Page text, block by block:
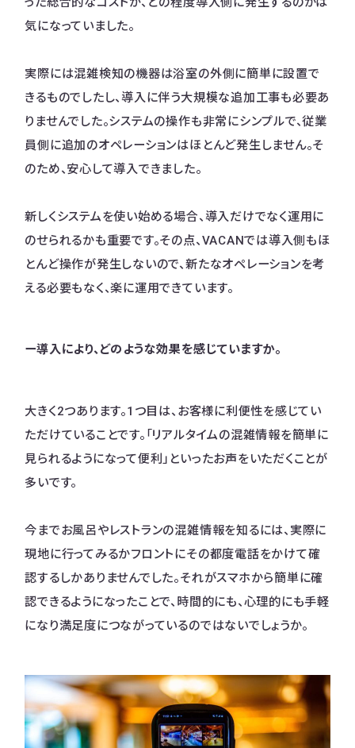
気になっていました。
実際には混雑検知の機器は浴室の外側に簡単に設置で
きるものでしたし、導入に伴う大規模な追加工事も必要あ
りませんでした。システムの操作も非常にシンプルで、従業
員側に追加のオペレーションはほとんど発生しません。そ
のため、安心して導入できました。
新しくシステムを使い始める場合、導入だけでなく運用に
のせられるかも重要です。その点、VACANでは導入側もほ
とんど操作が発生しないので、新たなオペレーションを考
える必要もなく、楽に運用できています。
ー導入により、どのような効果を感じていますか。
大きく2つあります。1つ目は、お客様に利便性を感じてい
ただけていることです。「リアルタイムの混雑情報を簡単に
見られるようになって便利」といったお声をいただくことが
多いです。
今までお風呂やレストランの混雑情報を知るには、実際に
現地に行ってみるかフロントにその都度電話をかけて確
認するしかありませんでした。それがスマホから簡単に確
認できるようになったことで、時間的にも、心理的にも手軽
になり満足度につながっているのではないでしょうか。